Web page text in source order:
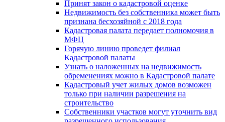
Принят закон о кадастровой оценке
Недвижимость без собственника может быть
признана бесхозяйной с 2018 года
Кадастровая палата передает полномочия в
МФЦ
Горячую линию проведет филиал
Кадастровой палаты
Узнать о наложенных на недвижимость
обременениях можно в Кадастровой палате
Кадастровый учет жилых домов возможен
только при наличии разрешения на
строительство
Собственники участков могут уточнить вид